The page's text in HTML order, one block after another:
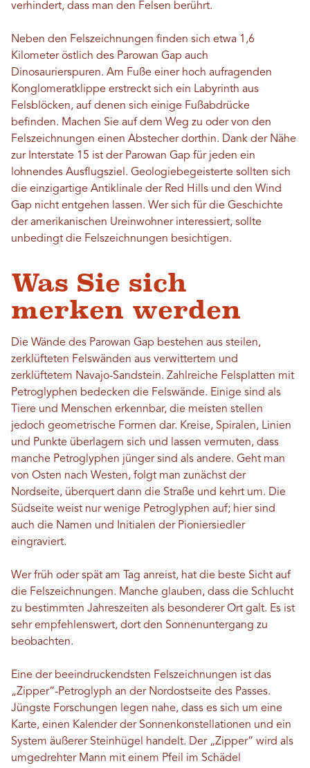
verhindert, dass man den Felsen berührt.
Neben den Felszeichnungen finden sich etwa 1,6
Kilometer östlich des Parowan Gap auch
Dinosaurierspuren. Am Fuße einer hoch aufragenden
Konglomeratklippe erstreckt sich ein Labyrinth aus
Felsblöcken, auf denen sich einige Fußabdrücke
befinden. Machen Sie auf dem Weg zu oder von den
Felszeichnungen einen Abstecher dorthin. Dank der Nähe
zur Interstate 15 ist der Parowan Gap für jeden ein
lohnendes Ausflugsziel. Geologiebegeisterte sollten sich
die einzigartige Antiklinale der Red Hills und den Wind
Gap nicht entgehen lassen. Wer sich für die Geschichte
der amerikanischen Ureinwohner interessiert, sollte
unbedingt die Felszeichnungen besichtigen.
Was Sie sich
merken werden
Die Wände des Parowan Gap bestehen aus steilen,
zerklüfteten Felswänden aus verwittertem und
zerklüftetem Navajo-Sandstein. Zahlreiche Felsplatten mit
Petroglyphen bedecken die Felswände. Einige sind als
Tiere und Menschen erkennbar, die meisten stellen
jedoch geometrische Formen dar. Kreise, Spiralen, Linien
und Punkte überlagern sich und lassen vermuten, dass
manche Petroglyphen jünger sind als andere. Geht man
von Osten nach Westen, folgt man zunächst der
Nordseite, überquert dann die Straße und kehrt um. Die
Südseite weist nur wenige Petroglyphen auf; hier sind
auch die Namen und Initialen der Pioniersiedler
eingraviert.
Wer früh oder spät am Tag anreist, hat die beste Sicht auf
die Felszeichnungen. Manche glauben, dass die Schlucht
zu bestimmten Jahreszeiten als besonderer Ort galt. Es ist
sehr empfehlenswert, dort den Sonnenuntergang zu
beobachten.
Eine der beeindruckendsten Felszeichnungen ist das
„Zipper“-Petroglyph an der Nordostseite des Passes.
Jüngste Forschungen legen nahe, dass es sich um eine
Karte, einen Kalender der Sonnenkonstellationen und ein
System äußerer Steinhügel handelt. Der „Zipper“ wird als
umgedrehter Mann mit einem Pfeil im Schädel